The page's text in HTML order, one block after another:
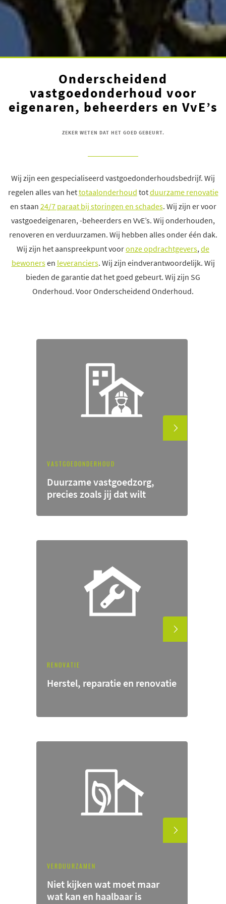
Onderscheidend
vastgoedonderhoud voor
eigenaren, beheerders en VvE’s
ZEKER WETEN DAT HET GOED GEBEURT.
Wij zijn een gespecialiseerd vastgoedonderhoudsbedrijf. Wij
regelen alles van hettotaalonderhoud totduurzame renovatie
en staan 24/7 paraat bij storingen en schades. Wij zijn er voor
vastgoedeigenaren, -beheerders en VvE’s. Wij onderhouden,
renoveren en verduurzamen. Wij hebben alles onder één dak.
Wij zijn het aanspreekpunt vooronze opdrachtgevers,de
bewonersen leveranciers. Wij zijn eindverantwoordelijk. Wij
bieden de garantie dat het goed gebeurt. Wij zijn SG
Onderhoud. Voor Onderscheidend Onderhoud.
VASTGOEDONDERHOUD
Duurzame vastgoedzorg,
precies zoals jij dat wilt
RENOVATIE
Herstel, reparatie en renovatie
VERDUURZAMEN
Niet kijken wat moet maar
wat kan en haalbaar is